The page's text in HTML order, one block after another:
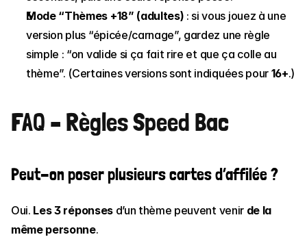
Mode “Thèmes +18” (adultes) : si vous jouez à une
version plus “épicée/carnage”, gardez une règle
simple : “on valide si ça fait rire et que ça colle au
thème”. (Certaines versions sont indiquées pour 16+.)
FAQ – Règles Speed Bac
Peut-on poser plusieurs cartes d’affilée ?
Oui. Les 3 réponses d’un thème peuvent venir de la
même personne.